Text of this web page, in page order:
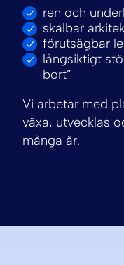
ren och
skalbar
förutsägbar
långsiktigt
bort”
Vi arbetar med
växa, utvecklas
många år.